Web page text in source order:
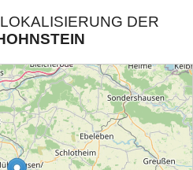
DER